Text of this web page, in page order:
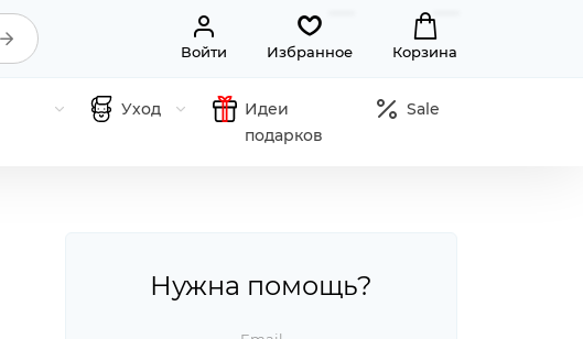
Войти Избранное Корзина
Уход
Идеи
подарков
Sale
Нужна помощь?